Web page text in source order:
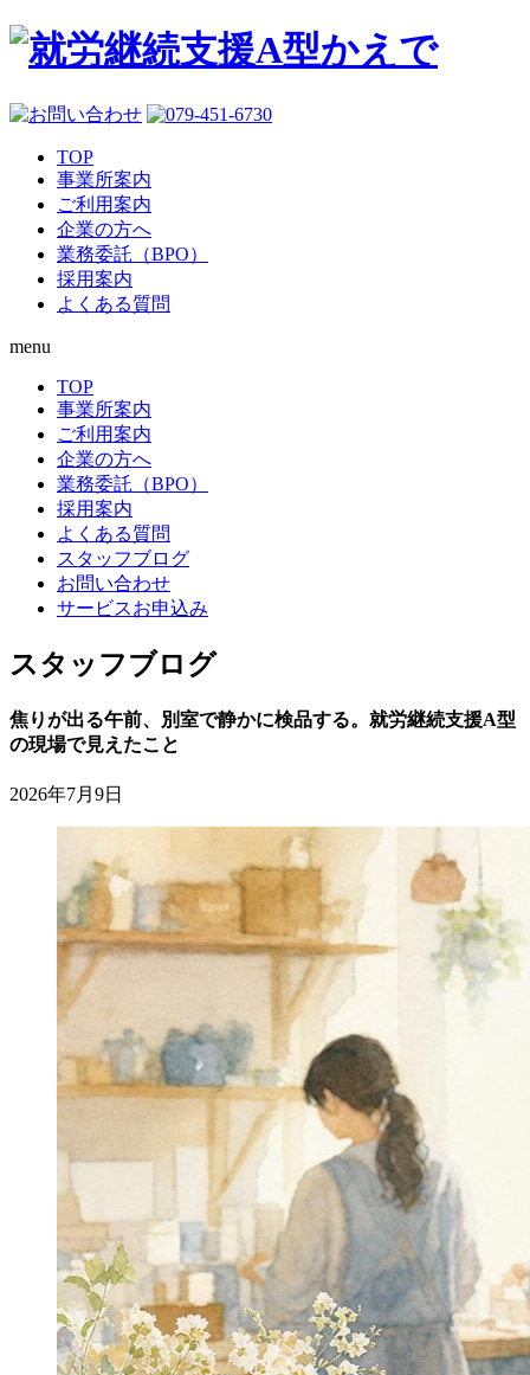
TOP
事業所案内
ご利用案内
企業の方へ
業務委託（BPO）
採用案内
よくある質問
menu
TOP
事業所案内
ご利用案内
企業の方へ
業務委託（BPO）
採用案内
よくある質問
スタッフブログ
お問い合わせ
サービスお申込み
スタッフブログ
焦りが出る午前、別室で静かに検品する。就労継続支援A型
の現場で見えたこと
2026年7月9日